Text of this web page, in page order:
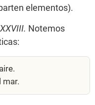
elementos).
Notemos
mar.